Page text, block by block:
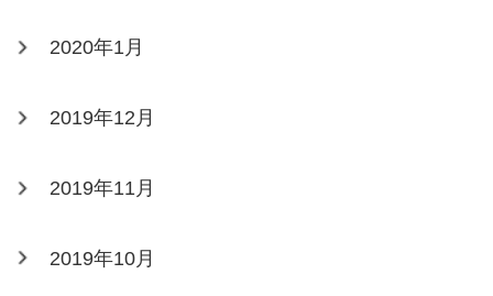
2020年1月
2019年12月
2019年11月
2019年10月